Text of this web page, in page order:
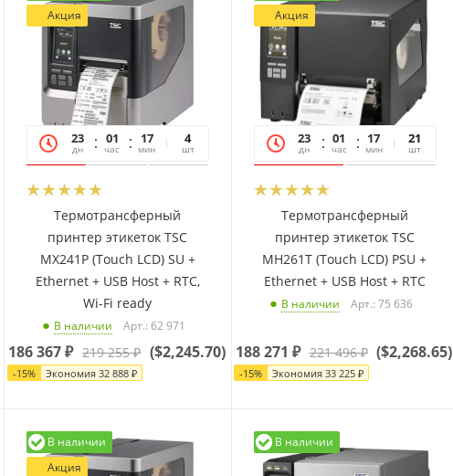
Акция
23
дн
01
час
17
мин
06
сек
4
шт
Термотрансферный
принтер этикеток TSC
MX241P (Touch LCD) SU +
Ethernet + USB Host + RTC,
Wi-Fi ready
В наличии Арт.: 62 971
186 367₽ 219 255₽
-15% Экономия 32 888₽
($2,245.70)
Акция
23
дн
01
час
17
мин
06
сек
21
шт
Термотрансферный
принтер этикеток TSC
MH261T (Touch LCD) PSU +
Ethernet + USB Host + RTC
В наличии Арт.: 75 636
188 271 ₽ 221 496₽
-15% Экономия33 225 ₽
($2,268.65)
В наличии
Акция
В наличии